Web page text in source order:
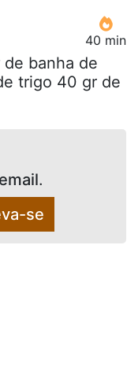
40 min
banha de
trigo 40 gr de
.
se